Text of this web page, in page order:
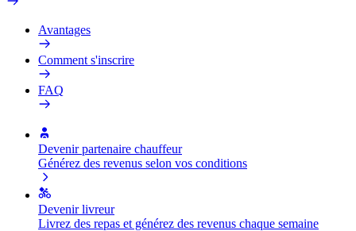
Avantages
Comment s'inscrire
FAQ
Devenir partenaire chauffeur
Générez des revenus selon vos conditions
Devenir livreur
Livrez des repas et générez des revenus chaque semaine